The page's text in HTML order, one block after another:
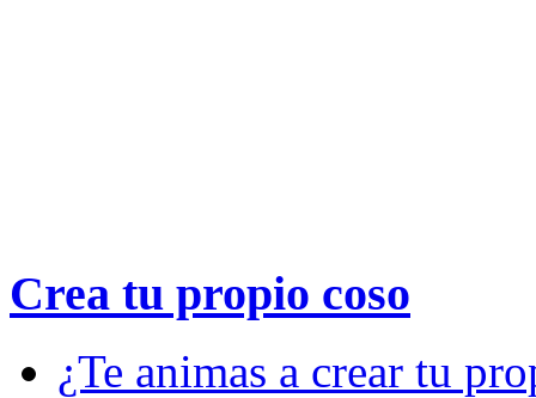
Crea tu propio coso
¿Te animas a crear tu